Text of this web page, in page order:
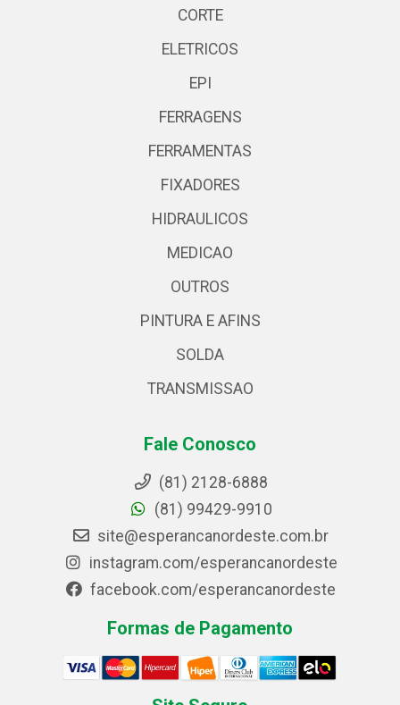
CORTE
ELETRICOS
EPI
FERRAGENS
FERRAMENTAS
FIXADORES
HIDRAULICOS
MEDICAO
OUTROS
PINTURA E AFINS
SOLDA
TRANSMISSAO
Fale Conosco
(81) 2128-6888
(81) 99429-9910
site@esperancanordeste.com.br
instagram.com/esperancanordeste
facebook.com/esperancanordeste
Formas de Pagamento